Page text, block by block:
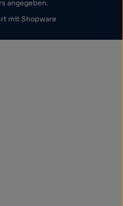
angegeben.
mit Shopware